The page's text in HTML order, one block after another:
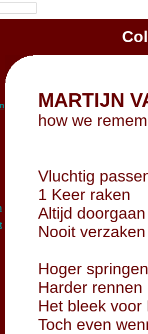
MARTIJN
how we
Vluchtig
1 Keer raken
Altijd doorgaan
Nooit verzaken
Hoger springen
Harder rennen
Het bleek voor
Toch even